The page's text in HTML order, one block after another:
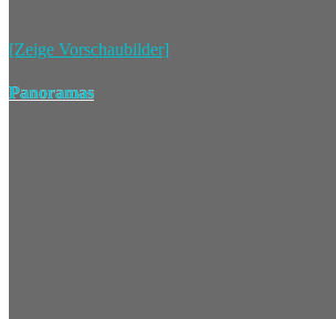
[Zeige Vorschaubilder]
Panoramas